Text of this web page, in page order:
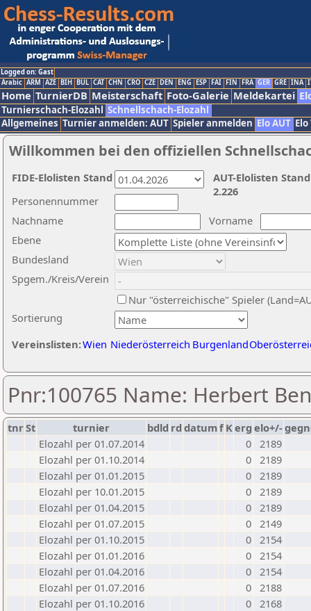
Logged on: Gast
Arabic ARM AZE BIH BUL CAT CHN CRO CZE DEN ENG ESP FAI FIN FRA GER GRE INA
Home TurnierDB Meisterschaft Foto-Galerie Meldekartei
Turnierschach-Elozahl Schnellschach-Elozahl
Allgemeines Turnier anmelden: AUT Spieler anmelden Elo AUT
Willkommen bei den offiziellen
Nachname
Vorname
Ebene
Sortierung
Personennummer
Bundesland
Spgem./Kreis/Verein
Nur "österreichische" Spieler
Vereinslisten:Wien Niederösterreich Burgenland
AUT-Elolisten
2.226
FIDE-Elolisten Stand
Pnr:100765 Name: Herbert
tnrSt turnier bdld rd datumf Kerg elo+/-
Elozahl per 01.07.2014
0 2189
Elozahl per 01.10.2014
0 2189
Elozahl per 01.01.2015
0 2189
Elozahl per 10.01.2015
0 2189
Elozahl per 01.04.2015
0 2189
Elozahl per 01.07.2015
0 2149
Elozahl per 01.10.2015
0 2154
Elozahl per 01.01.2016
0 2154
Elozahl per 01.04.2016
0 2154
Elozahl per 01.07.2016
0 2188
Elozahl per 01.10.2016
0 2168